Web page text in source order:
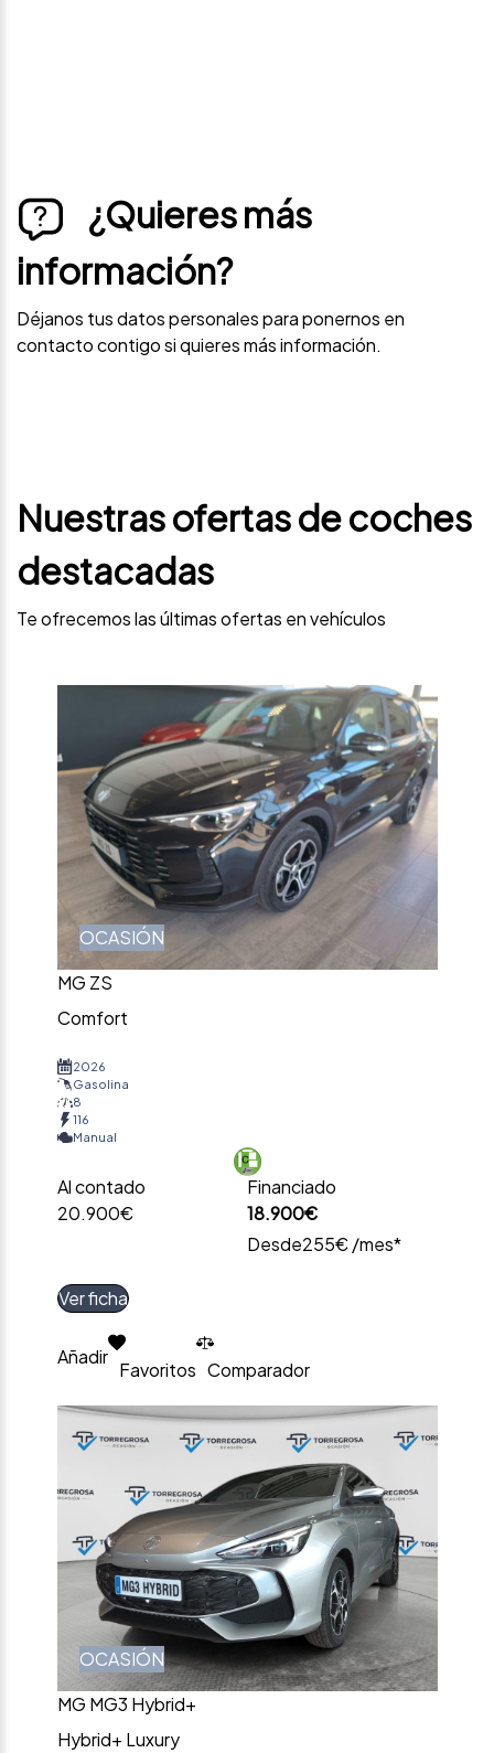
¿Quieres más
información?
Déjanos tus datos personales para ponernos en
contacto contigo si quieres más información.
Nuestras ofertas de coches
destacadas
Te ofrecemos las últimas ofertas en vehículos
OCASIÓN
MG ZS
Comfort
2026
Gasolina
8
116
Manual
Al contado
20.900€
Financiado
18.900€
Desde255€ /mes*
Ver ficha
Añadir
Favoritos Comparador
OCASIÓN
MG MG3 Hybrid+
Hybrid+ Luxury